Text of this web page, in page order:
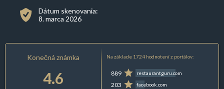
Dátum skenovania:
8. marca 2026
Konečná známka
4.6
Na základe 1724 hodnotení z portálov:
889 restaurantguru.com
203 facebook.com